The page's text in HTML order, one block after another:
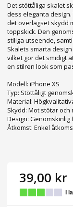
Det stöttåliga skalet
dess eleganta
det överlägset skydd
toppskick. Den
stiliga utseende,
Skalets smarta
vilket gör det smidigt
en stilren look som
Modell: iPhone XS
Typ: Stöttåligt
Material:
Skydd: Mot stötar och
Design:
Åtkomst: Enkel
39,00 kr
I